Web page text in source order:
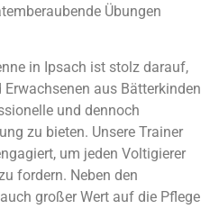
Übungen
in Ipsach ist stolz darauf,
aus Bätterkinden
und dennoch
zu bieten. Unsere Trainer
um jeden Voltigierer
fordern. Neben den
großer Wert auf die Pflege